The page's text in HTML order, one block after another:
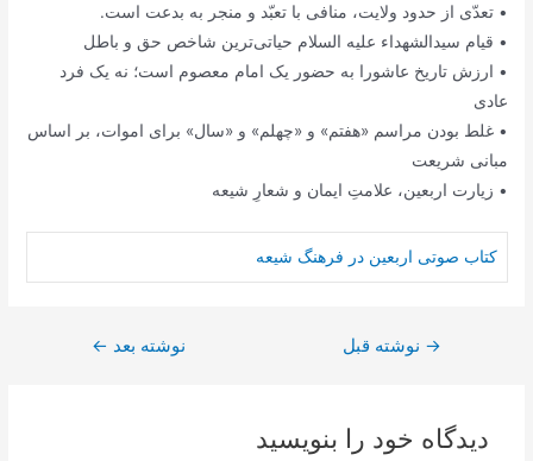
• تعدّی از حدود ولایت، منافی با تعبّد و منجر به بدعت است.
• قیام سیدالشهداء علیه السلام حیاتی‌ترین شاخص حق و باطل
• ارزش تاریخ عاشورا به حضور یک امام معصوم است؛ نه یک فرد
عادی
• غلط بودن مراسم «هفتم» و «چهلم» و «سال» برای اموات، بر اساس
مبانی شریعت
• زیارت اربعین، علامتِ ایمان و شعارِ شیعه
کتاب صوتی اربعین در فرهنگ شیعه
راهبری
→ نوشته قبل نوشته بعد ←
دیدگاه‌ خود را بنویسید